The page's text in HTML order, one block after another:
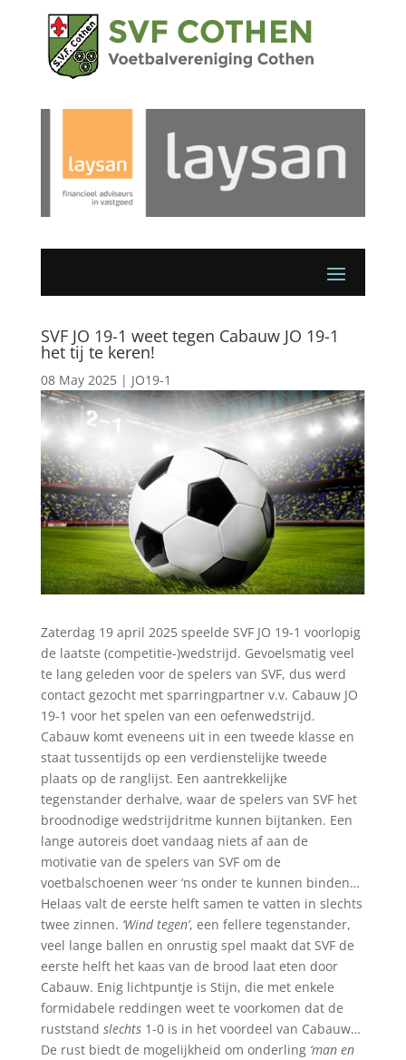
SVF JO 19-1 weet tegen Cabauw JO 19-1
het tij te keren!
08 May 2025| JO19-1
Zaterdag 19 april 2025 speelde SVF JO 19-1 voorlopig
de laatste (competitie-)wedstrijd. Gevoelsmatig veel
te lang geleden voor de spelers van SVF, dus werd
contact gezocht met sparringpartner v.v. Cabauw JO
19-1 voor het spelen van een oefenwedstrijd.
Cabauw komt eveneens uit in een tweede klasse en
staat tussentijds op een verdienstelijke tweede
plaats op de ranglijst. Een aantrekkelijke
tegenstander derhalve, waar de spelers van SVF het
broodnodige wedstrijdritme kunnen bijtanken. Een
lange autoreis doet vandaag niets af aan de
motivatie van de spelers van SVF om de
voetbalschoenen weer ‘ns onder te kunnen binden…
Helaas valt de eerste helft samen te vatten in slechts
twee zinnen. ‘Wind tegen’, een fellere tegenstander,
veel lange ballen en onrustig spel maakt dat SVF de
eerste helft het kaas van de brood laat eten door
Cabauw. Enig lichtpuntje is Stijn, die met enkele
formidabele reddingen weet te voorkomen dat de
ruststand slechts 1-0 is in het voordeel van Cabauw…
De rust biedt de mogelijkheid om onderling ‘man en